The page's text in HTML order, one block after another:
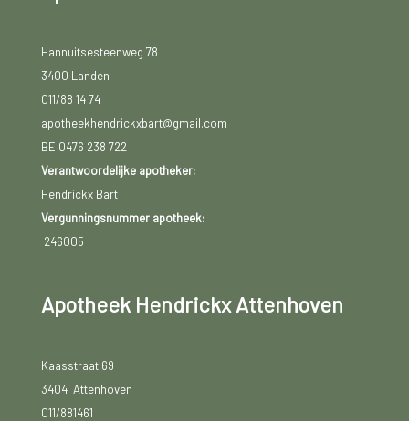
Hannuitsesteenweg 78
3400 Landen
011/88 14 74
apotheekhendrickxbart@gmail.com
BE 0476 238 722
Verantwoordelijke apotheker:
Hendrickx Bart
Vergunningsnummer apotheek:
246005
Apotheek Hendrickx Attenhoven
Kaasstraat 69
3404 Attenhoven
011/881461